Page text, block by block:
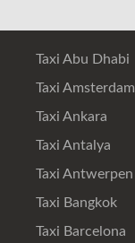
Taxi Abu Dhabi
Taxi Amsterdam
Taxi Ankara
Taxi Antalya
Taxi Antwerpen
Taxi Bangkok
Taxi Barcelona